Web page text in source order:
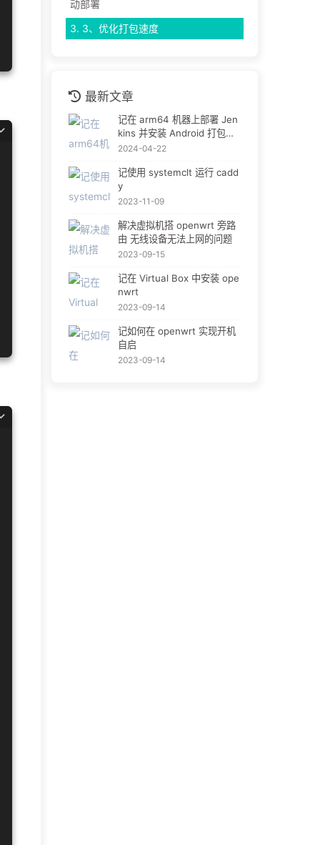
动部署
3. 3、优化打包速度
最新文章
记在 arm64 机器上部署 Jen
kins 并安装 Android 打包环
境
2024-04-22
记使用 systemclt 运行 cadd
y
2023-11-09
解决虚拟机搭 openwrt 旁路
由 无线设备无法上网的问题
2023-09-15
记在 Virtual Box 中安装 ope
nwrt
2023-09-14
记如何在 openwrt 实现开机
自启
2023-09-14